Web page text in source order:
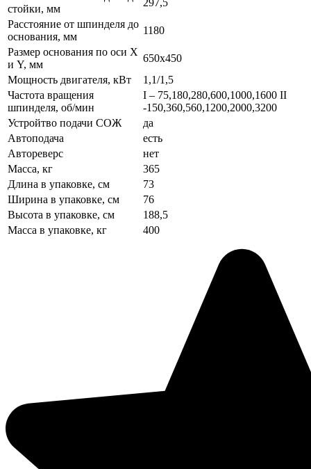
стойки, мм
297,5
Расстояние от шпинделя до
основания, мм
1180
Размер основания по оси X
и Y, мм
650x450
Мощность двигателя, кВт
1,1/1,5
Частота вращения
шпинделя, об/мин
I – 75,180,280,600,1000,1600 II
-150,360,560,1200,2000,3200
Устройтво подачи СОЖ
да
Автоподача
есть
Автореверс
нет
Масса, кг
365
Длина в упаковке, см
73
Ширина в упаковке, см
76
Высота в упаковке, см
188,5
Масса в упаковке, кг
400